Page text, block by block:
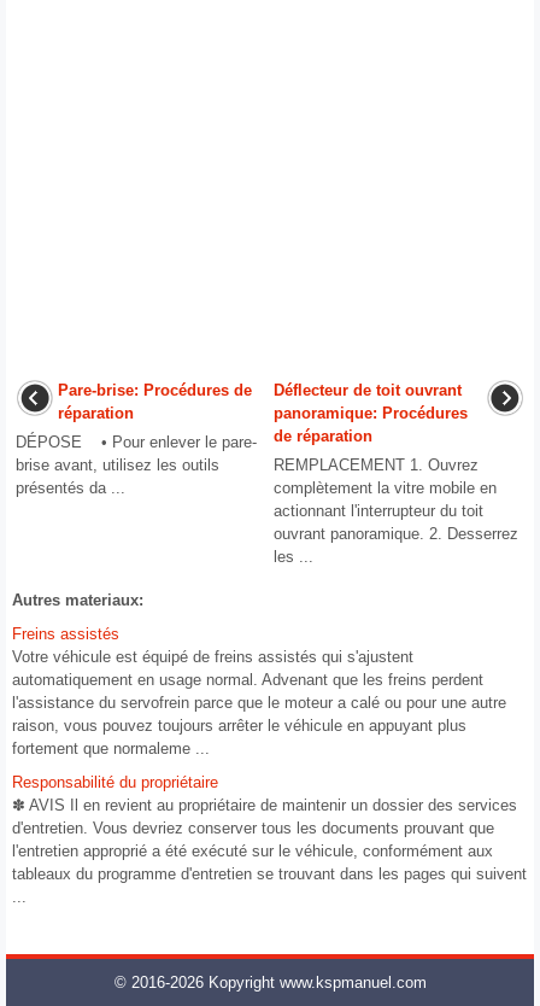
Pare-brise: Procédures de
réparation
DÉPOSE • Pour enlever le pare-
brise avant, utilisez les outils
présentés da ...
Déflecteur de toit ouvrant
panoramique: Procédures
de réparation
REMPLACEMENT 1. Ouvrez
complètement la vitre mobile en
actionnant l'interrupteur du toit
ouvrant panoramique. 2. Desserrez
les ...
Autres materiaux:
Freins assistés
Votre véhicule est équipé de freins assistés qui s'ajustent
automatiquement en usage normal. Advenant que les freins perdent
l'assistance du servofrein parce que le moteur a calé ou pour une autre
raison, vous pouvez toujours arrêter le véhicule en appuyant plus
fortement que normaleme ...
Responsabilité du propriétaire
✽ AVIS Il en revient au propriétaire de maintenir un dossier des services
d'entretien. Vous devriez conserver tous les documents prouvant que
l'entretien approprié a été exécuté sur le véhicule, conformément aux
tableaux du programme d'entretien se trouvant dans les pages qui suivent
...
© 2016-2026 Kopyright www.kspmanuel.com